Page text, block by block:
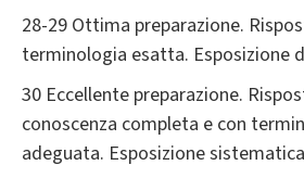
28-29 Ottima preparazione.
terminologia esatta. Esposizione
30 Eccellente preparazione.
conoscenza completa e con
adeguata. Esposizione